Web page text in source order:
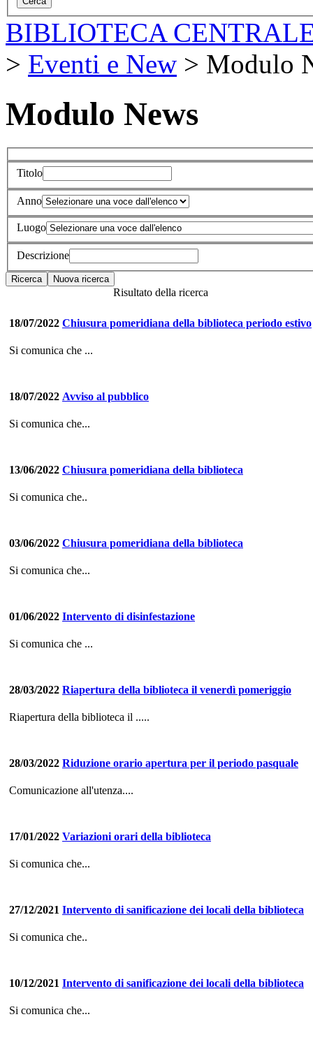
BIBLIOTECA
> Eventi e New > Modulo
Modulo News
Titolo
Anno
Luogo
Descrizione
Risultato della ricerca
18/07/2022 Chiusura pomeridiana della biblioteca periodo estivo
Si comunica che ...
18/07/2022 Avviso al pubblico
Si comunica che...
13/06/2022 Chiusura pomeridiana della biblioteca
Si comunica che..
03/06/2022 Chiusura pomeridiana della biblioteca
Si comunica che...
01/06/2022 Intervento di disinfestazione
Si comunica che ...
28/03/2022 Riapertura della biblioteca il venerdì pomeriggio
Riapertura della biblioteca il .....
28/03/2022 Riduzione orario apertura per il periodo pasquale
Comunicazione all'utenza....
17/01/2022 Variazioni orari della biblioteca
Si comunica che...
27/12/2021 Intervento di sanificazione dei locali della biblioteca
Si comunica che..
10/12/2021 Intervento di sanificazione dei locali della biblioteca
Si comunica che...